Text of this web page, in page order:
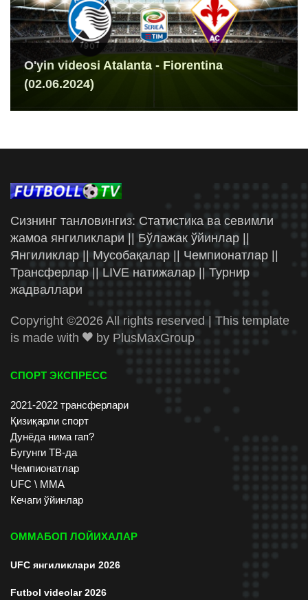
O'yin videosi Atalanta - Fiorentina
(02.06.2024)
Сизнинг танловингиз: Статистика ва севимли
жамоа янгиликлари || Бўлажак ўйинлар ||
Янгиликлар || Мусобақалар || Чемпионатлар ||
Трансферлар || LIVE натижалар || Турнир
жадваллари
Copyright ©2026 All rights reserved | This template
is made with
by PlusMaxGroup
СПОРТ ЭКСПРЕСС
2021-2022 трансферлари
Қизиқарли спорт
Дунёда нима гап?
Бугунги ТВ-да
Чемпионатлар
UFC \ ММА
Кечаги ўйинлар
ОММАБОП ЛОЙИХАЛАР
UFC янгиликлари 2026
Futbol videolar 2026